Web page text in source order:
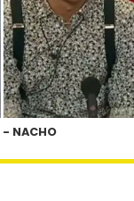
- NACHO